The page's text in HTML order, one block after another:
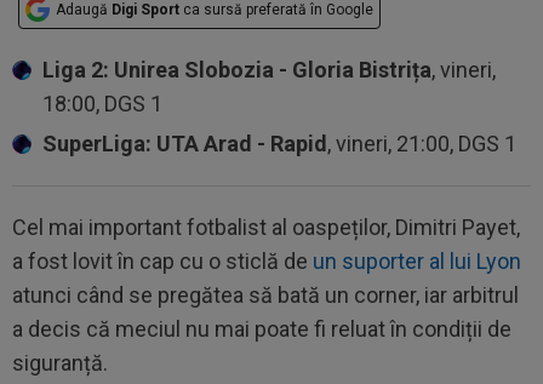
Adaugă Digi Sport ca sursă preferată în Google
Liga 2: Unirea Slobozia - Gloria Bistrița, vineri,
18:00, DGS 1
SuperLiga: UTA Arad - Rapid , vineri, 21:00, DGS 1
Cel mai important fotbalist al oaspeților, Dimitri Payet,
a fost lovit în cap cu o sticlă de un suporter al lui Lyon
atunci când se pregătea să bată un corner, iar arbitrul
a decis că meciul nu mai poate fi reluat în condiții de
siguranță.